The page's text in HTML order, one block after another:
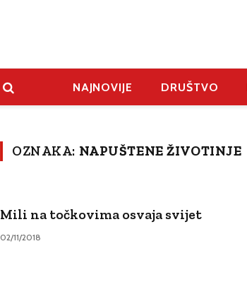
NAJNOVIJE DRUŠTVO
OZNAKA: NAPUŠTENE ŽIVOTINJE
Mili na točkovima osvaja svijet
02/11/2018